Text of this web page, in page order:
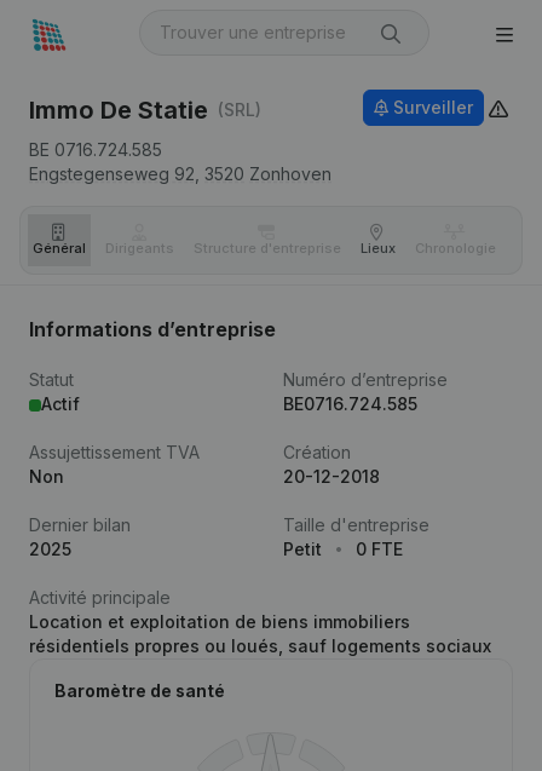
Immo De Statie (SRL)
BE 0716.724.585
Engstegenseweg 92, 3520 Zonhoven
Surveiller
Général Dirigeants Structure d'entreprise Lieux Chronologie
Informations d’entreprise
Statut
Actif
Numéro d’entreprise
BE0716.724.585
Assujettissement TVA
Non
Création
20-12-2018
Dernier bilan
2025
Taille d'entreprise
Petit
0 FTE
Activité principale
Location et exploitation de biens immobiliers
résidentiels propres ou loués, sauf logements sociaux
Baromètre de santé